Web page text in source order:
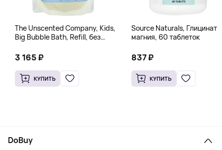
The Unscented Company, Kids,
Big Bubble Bath, Refill, без
Унции)
3 165 ₽
КУПИТЬ
Source Naturals, Глицинат
магния, 60 таблеток
837 ₽
КУПИТЬ
DoBuy